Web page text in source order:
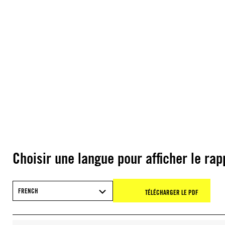
Choisir une langue pour afficher le
FRENCH TÉLÉCHARGER LE PDF